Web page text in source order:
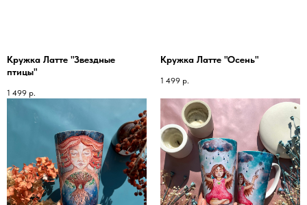
Кружка Латте "Звездные
птицы"
1 499 р.
Кружка Латте "Осень"
1 499 р.